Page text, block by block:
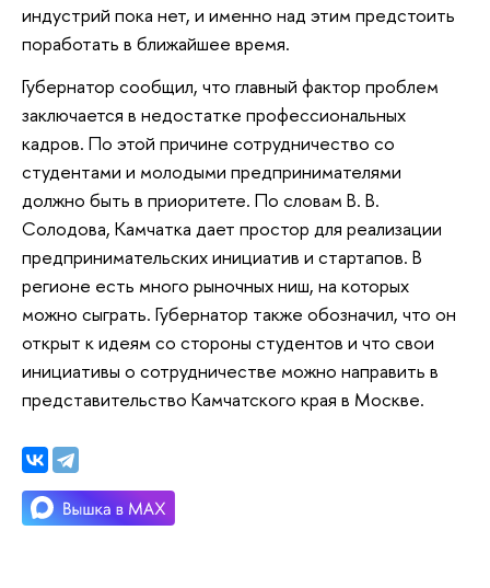
индустрий пока нет, и именно над этим предстоить
поработать в ближайшее время.
Губернатор сообщил, что главный фактор проблем
заключается в недостатке профессиональных
кадров. По этой причине сотрудничество со
студентами и молодыми предпринимателями
должно быть в приоритете. По словам В. В.
Солодова, Камчатка дает простор для реализации
предпринимательских инициатив и стартапов. В
регионе есть много рыночных ниш, на которых
можно сыграть. Губернатор также обозначил, что он
открыт к идеям со стороны студентов и что свои
инициативы о сотрудничестве можно направить в
представительство Камчатского края в Москве.